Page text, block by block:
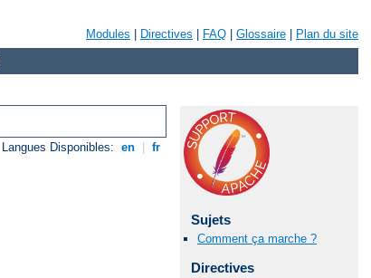
Modules Directives FAQ Glossaire Plan du site
Langues Disponibles: en fr
Sujets
Comment ça marche ?
Directives